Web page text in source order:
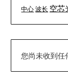
中心 波长 空芯
您尚未收到任